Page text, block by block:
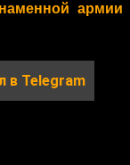
армии
в Telegram